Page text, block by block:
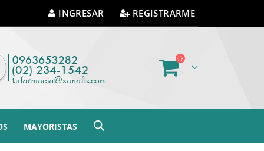
INGRESAR REGISTRARME
MAYORISTAS